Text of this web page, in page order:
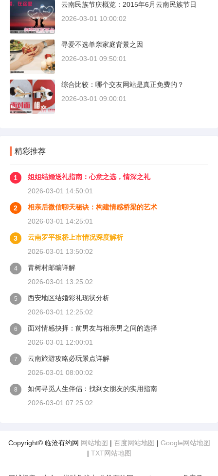
云南民族节庆概览：2015年6月云南民族节日
2026-03-01 10:00:02
寻爱不选单亲家庭背景之因
2026-03-01 09:50:01
综合比较：哪个交友网站是真正免费的？
2026-03-01 09:00:01
精彩推荐
1
姐姐结婚送礼指南：心意之选，情深之礼
2026-03-01 14:50:01
2
相亲后微信聊天秘诀：构建情感桥梁的艺术
2026-03-01 14:25:01
3
云南罗平板桥上市情况深度解析
2026-03-01 13:50:02
4
青树村邮编详解
2026-03-01 13:25:02
5
西安地区结婚彩礼现状分析
2026-03-01 12:25:02
6
面对情感抉择：前男友与相亲男之间的选择
2026-03-01 12:00:01
7
云南旅游攻略必玩景点详解
2026-03-01 08:00:02
8
如何寻觅人生伴侣：找到女朋友的实用指南
2026-03-01 07:25:02
Copyright© 临沧有约网 网站地图 | 百度网站地图 | Google网站地图
| TXT网站地图